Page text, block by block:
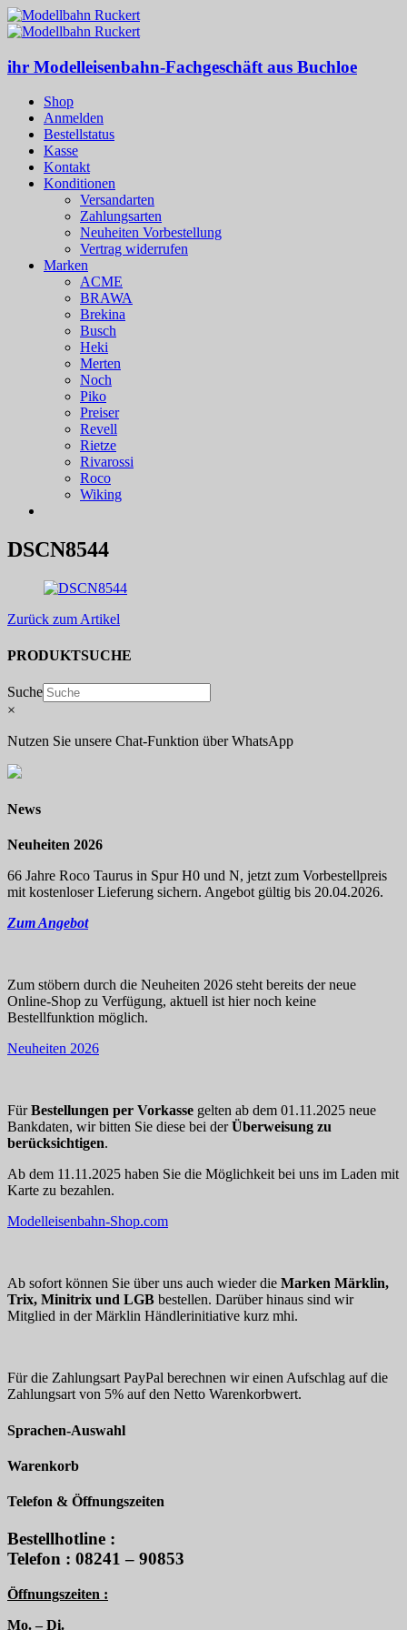
ihr Modelleisenbahn-Fachgeschäft aus Buchloe
Shop
Anmelden
Bestellstatus
Kasse
Kontakt
Konditionen
Versandarten
Zahlungsarten
Neuheiten Vorbestellung
Vertrag widerrufen
Marken
ACME
BRAWA
Brekina
Busch
Heki
Merten
Noch
Piko
Preiser
Revell
Rietze
Rivarossi
Roco
Wiking
DSCN8544
Zurück zum Artikel
PRODUKTSUCHE
Suche
×
Nutzen Sie unsere Chat-Funktion über WhatsApp
News
Neuheiten 2026
66 Jahre Roco Taurus in Spur H0 und N, jetzt zum Vorbestellpreis
mit kostenloser Lieferung sichern. Angebot gültig bis 20.04.2026.
Zum Angebot
Zum stöbern durch die Neuheiten 2026 steht bereits der neue
Online-Shop zu Verfügung, aktuell ist hier noch keine
Bestellfunktion möglich.
Neuheiten 2026
FürBestellungen per Vorkasse gelten ab dem 01.11.2025 neue
Bankdaten, wir bitten Sie diese bei derÜberweisung zu
berücksichtigen.
Ab dem 11.11.2025 haben Sie die Möglichkeit bei uns im Laden mit
Karte zu bezahlen.
Modelleisenbahn-Shop.com
Ab sofort können Sie über uns auch wieder die Marken Märklin,
Trix, Minitrix und LGB bestellen. Darüber hinaus sind wir
Mitglied in der Märklin Händlerinitiative kurz mhi.
Für die Zahlungsart PayPal berechnen wir einen Aufschlag auf die
Zahlungsart von 5% auf den Netto Warenkorbwert.
Sprachen-Auswahl
Warenkorb
Telefon & Öffnungszeiten
Bestellhotline :
Telefon : 08241 – 90853
Öffnungszeiten :
Mo. – Di.